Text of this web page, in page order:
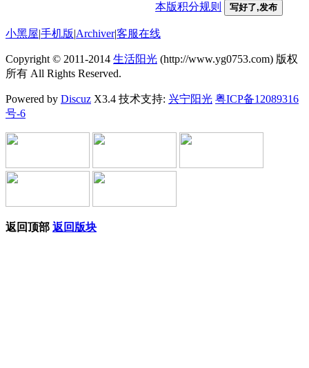
本版积分规则 写好了,发布
小黑屋|手机版|Archiver|客服在线
Copyright © 2011-2014 生活阳光 (http://www.yg0753.com) 版权
所有 All Rights Reserved.
Powered by Discuz X3.4 技术支持: 兴宁阳光 粤ICP备12089316
号-6
返回顶部 返回版块